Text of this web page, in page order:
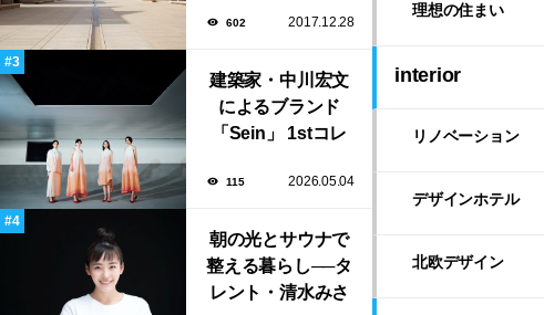
研究所」。
602 2017.12.28
建築家・中川宏文
によるブランド
「Sein」 1stコレ
表参道にて開催！
115 2026.05.04
朝の光とサウナで
整える暮らし──タ
レント・清水みさ
理想の住まい
interior
リノベーション
デザインホテル
北欧デザイン